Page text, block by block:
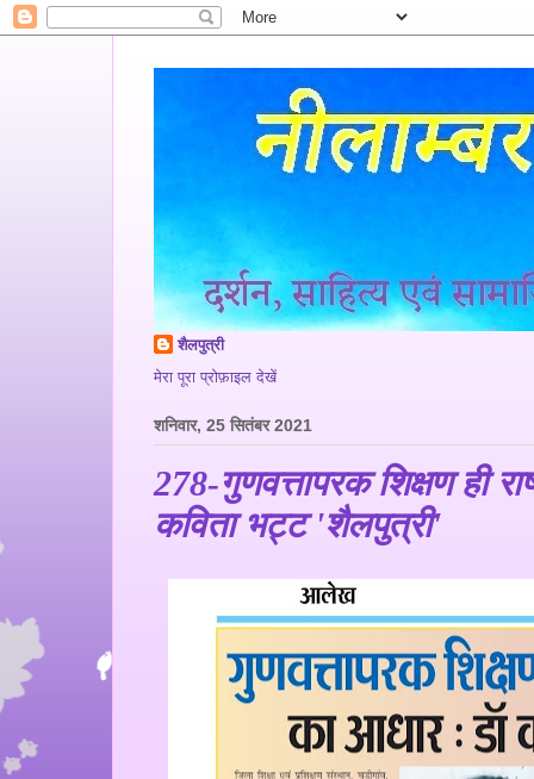
शैलपुत्री
मेरा पूरा प्रोफ़ाइल देखें
शनिवार, 25 सितंबर 2021
278-गुणवत्तापरक शिक्षण ही
कविता भट्ट 'शैलपुत्री'